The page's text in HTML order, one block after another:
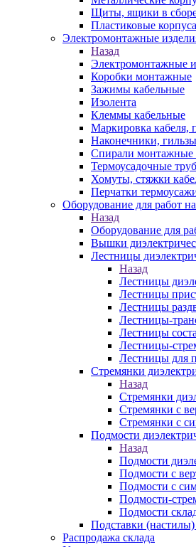
Щиты, ящики в
Пластиковые
Электромонтажные
Назад
Электромонтажные
Коробки монтажные
Зажимы кабельные
Изолента
Клеммы кабельные
Маркировка кабеля,
Наконечники,
Спирали монтажные
Термоусадочные
Хомуты, стяжки
Перчатки
Оборудование для работ
Назад
Оборудование для
Вышки
Лестницы
Назад
Лестницы
Лестницы
Лестницы
Лестницы-
Лестницы
Лестницы-
Лестницы для
Стремянки
Назад
Стремянки
Стремянки с
Стремянки с
Подмости
Назад
Подмости
Подмости с
Подмости с
Подмости-
Подмости
Подставки (настилы)
Распродажа склада